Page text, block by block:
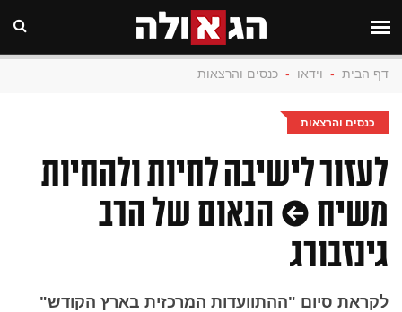
דף הבית - וידאו - כנסים והרצאות
כנסים והרצאות
לעזור לישיבה לחיות ולהחיות
משיח • הנאום של הרב
גינזבורג
לקראת סיום "ההתוועדות המרכזית בארץ הקודש"